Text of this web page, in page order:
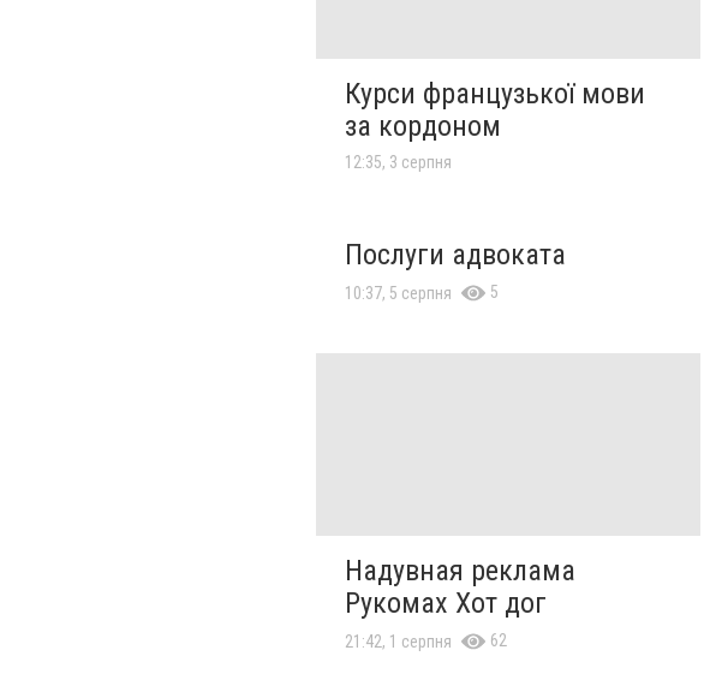
Курси французької мови
за кордоном
12:35, 3 серпня
Послуги адвоката
10:37, 5 серпня 5
Надувная реклама
Рукомах Хот дог
21:42, 1 серпня 62